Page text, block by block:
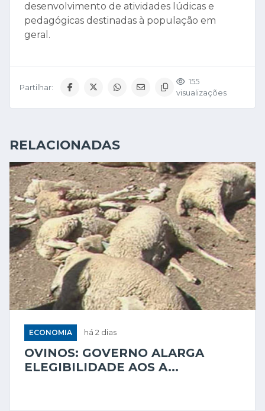
desenvolvimento de atividades lúdicas e
pedagógicas destinadas à população em
geral.
Partilhar:
155
visualizações
RELACIONADAS
ECONOMIA há 2 dias
OVINOS: GOVERNO ALARGA
ELEGIBILIDADE AOS A...